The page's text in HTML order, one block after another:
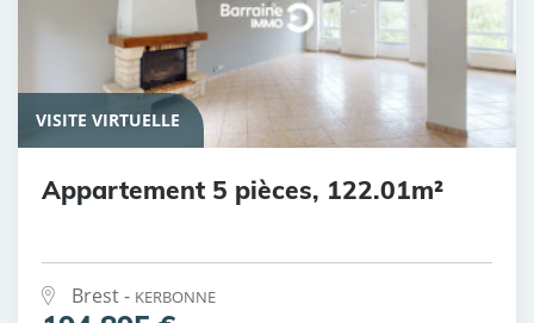
VISITE VIRTUELLE
Appartement 5 pièces, 122.01m²
Brest - KERBONNE